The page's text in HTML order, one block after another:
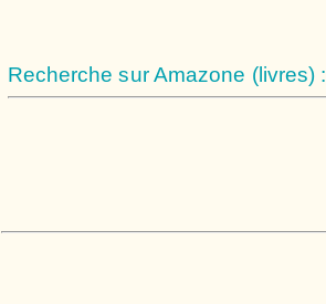
Recherche sur Amazone (livres) :